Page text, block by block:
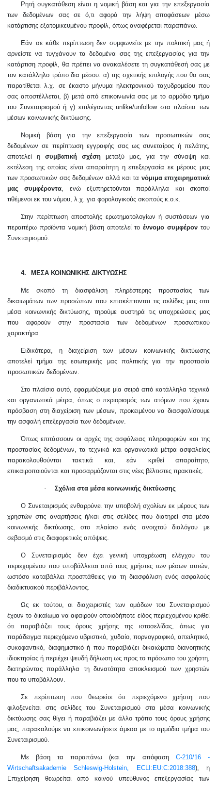
Ρητή συγκατάθεση είναι η νομική βάση και για την επεξεργασία
των δεδομένων σας σε ό,τι αφορά την λήψη αποφάσεων μέσω
κατάρτισης εξατομικευμένου προφίλ, όπως αναφέρεται παραπάνω.
Εάν σε κάθε περίπτωση δεν συμφωνείτε με την πολιτική μας ή
αρνείστε να τυγχάνουν τα δεδομένα σας της επεξεργασίας για την
κατάρτιση προφίλ, θα πρέπει να ανακαλέσετε τη συγκατάθεσή σας με
τον κατάλληλο τρόπο δια μέσου: α) της σχετικής επιλογής που θα σας
παρατίθεται λ.χ. σε έκαστο μήνυμα ηλεκτρονικού ταχυδρομείου που
σας αποστέλλεται, β) μετά από επικοινωνία σας με το αρμόδιο τμήμα
του Συνεταιρισμού ή γ) επιλέγοντας unlike/unfollow στα πλαίσια των
μέσων κοινωνικής δικτύωσης.
Νομική βάση για την επεξεργασία των προσωπικών σας
δεδομένων σε περίπτωση εγγραφής σας ως συνεταίρος ή πελάτης,
αποτελεί η συμβατική σχέση μεταξύ μας, για την σύναψη και
εκτέλεση της οποίας είναι απαραίτητη η επεξεργασία εκ μέρους μας
των προσωπικών σας δεδομένων αλλά και τα νόμιμα επιχειρηματικά
μας συμφέροντα, ενώ εξυπηρετούνται παράλληλα και σκοποί
τιθέμενοι εκ του νόμου, λ.χ. για φορολογικούς σκοπούς κ.ο.κ.
Στην περίπτωση αποστολής ερωτηματολογίων ή συστάσεων για
περαιτέρω προϊόντα νομική βάση αποτελεί τοέννομο συμφέρον του
Συνεταιρισμού.
4. ΜΕΣΑ ΚΟΙΝΩΝΙΚΗΣ ΔΙΚΤΥΩΣΗΣ
Με σκοπό τη διασφάλιση πληρέστερης προστασίας των
δικαιωμάτων των προσώπων που επισκέπτονται τις σελίδες μας στα
μέσα κοινωνικής δικτύωσης, τηρούμε αυστηρά τις υποχρεώσεις μας
που αφορούν στην προστασία των δεδομένων προσωπικού
χαρακτήρα.
Ειδικότερα, η διαχείριση των μέσων κοινωνικής δικτύωσης
αποτελεί τμήμα της εσωτερικής μας πολιτικής για την προστασία
προσωπικών δεδομένων.
Στο πλαίσιο αυτό, εφαρμόζουμε μία σειρά από κατάλληλα τεχνικά
και οργανωτικά μέτρα, όπως ο περιορισμός των ατόμων που έχουν
πρόσβαση στη διαχείριση των μέσων, προκειμένου να διασφαλίσουμε
την ασφαλή επεξεργασία των δεδομένων.
Όπως επιτάσσουν οι αρχές της ασφάλειας πληροφοριών και της
προστασίας δεδομένων, τα τεχνικά και οργανωτικά μέτρα ασφαλείας
παρακολουθούνται τακτικά και, εάν κριθεί απαραίτητο,
επικαιροποιούνται και προσαρμόζονται στις νέες βέλτιστες πρακτικές.
· Σχόλια στα μέσα κοινωνικής δικτύωσης
Ο Συνεταιρισμός ενθαρρύνει την υποβολή σχολίων εκ μέρους των
χρηστών στις αναρτήσεις ή/και στις σελίδες που διατηρεί στα μέσα
κοινωνικής δικτύωσης, στο πλαίσιο ενός ανοιχτού διαλόγου με
σεβασμό στις διαφορετικές απόψεις.
Ο Συνεταιρισμός δεν έχει γενική υποχρέωση ελέγχου του
περιεχομένου που υποβάλλεται από τους χρήστες των μέσων αυτών,
ωστόσο καταβάλλει προσπάθειες για τη διασφάλιση ενός ασφαλούς
διαδικτυακού περιβάλλοντος.
Ως εκ τούτου, οι διαχειριστές των ομάδων του Συνεταιρισμού
έχουν το δικαίωμα να αφαιρούν οποιοδήποτε είδος περιεχομένου κριθεί
ότι παραβιάζει τους όρους χρήσης της ιστοσελίδας, όπως για
παράδειγμα περιεχόμενο υβριστικό, χυδαίο, πορνογραφικό, απειλητικό,
συκοφαντικό, διαφημιστικό ή που παραβιάζει δικαιώματα διανοητικής
ιδιοκτησίας ή περιέχει ψευδή δήλωση ως προς το πρόσωπο του χρήστη,
διατηρώντας παράλληλα τη δυνατότητα αποκλεισμού των χρηστών
που το υποβάλλουν.
Σε περίπτωση που θεωρείτε ότι περιεχόμενο χρήστη που
φιλοξενείται στις σελίδες του Συνεταιρισμού στα μέσα κοινωνικής
δικτύωσης σας θίγει ή παραβιάζει με άλλο τρόπο τους όρους χρήσης
μας, παρακαλούμε να επικοινωνήσετε άμεσα με το αρμόδιο τμήμα του
Συνεταιρισμού.
Με βάση τα παραπάνω (και την απόφασηC-210/16 -
Wirtschaftsakademie Schleswig-Holstein, ECLI:EU:C:2018:388), η
Επιχείρηση θεωρείται από κοινού υπεύθυνος επεξεργασίας των